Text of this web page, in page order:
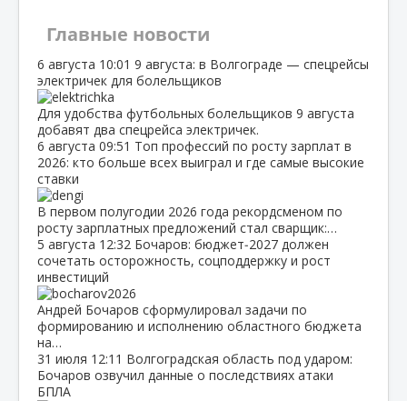
Главные новости
6 августа 10:01 9 августа: в Волгограде — спецрейсы
электричек для болельщиков
Для удобства футбольных болельщиков 9 августа
добавят два спецрейса электричек.
6 августа 09:51 Топ профессий по росту зарплат в
2026: кто больше всех выиграл и где самые высокие
ставки
В первом полугодии 2026 года рекордсменом по
росту зарплатных предложений стал сварщик:…
5 августа 12:32 Бочаров: бюджет‑2027 должен
сочетать осторожность, соцподдержку и рост
инвестиций
Андрей Бочаров сформулировал задачи по
формированию и исполнению областного бюджета
на…
31 июля 12:11 Волгоградская область под ударом:
Бочаров озвучил данные о последствиях атаки
БПЛА